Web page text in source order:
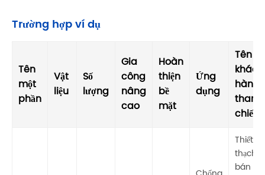
Trường hợp ví dụ
Tên
một
phần
Vật
liệu
Số
lượng
Gia
công
nâng
cao
Hoàn
thiện
bề
mặt
Ứng
dụng
Tên
khách
hàng/
tham
chiếu
Thiết
thạch
bán